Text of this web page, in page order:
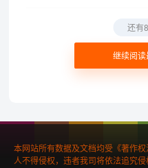
继续阅
还有
本网站所有数据及文档均受《著作
人不得侵权，违者我司将依法追究